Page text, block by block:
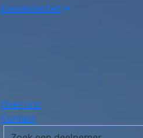
Evenementen
Over ons
Contact